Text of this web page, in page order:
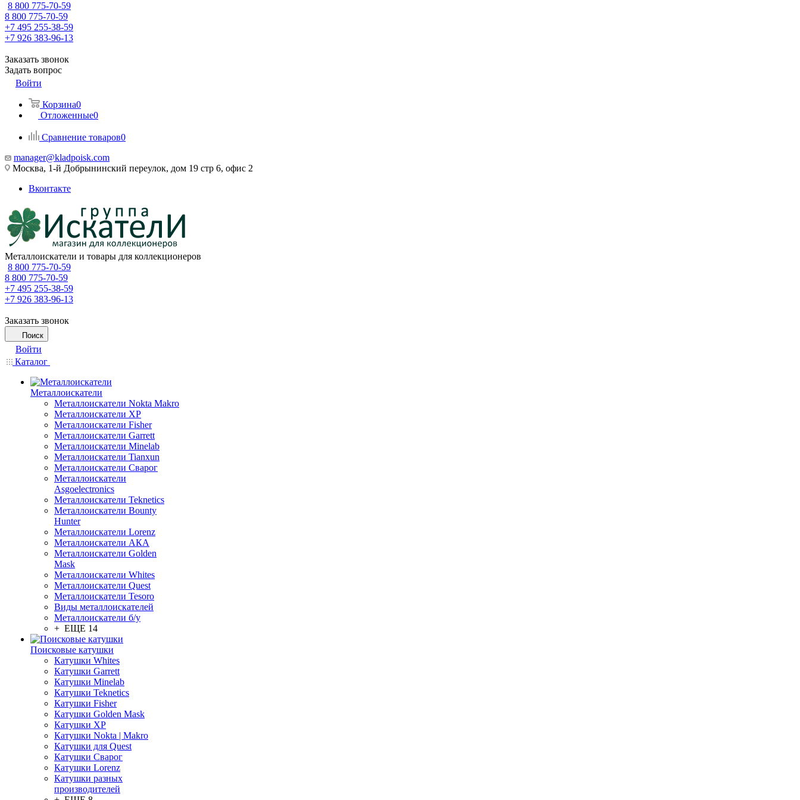
8 800 775-70-59
8 800 775-70-59
+7 495 255-38-59
+7 926 383-96-13
Заказать звонок
Задать вопрос
Войти
Корзина0
Отложенные0
Сравнение товаров0
manager@kladpoisk.com
Москва, 1-й Добрынинский переулок, дом 19 стр 6, офис 2
Вконтакте
Металлоискатели и товары для коллекционеров
8 800 775-70-59
8 800 775-70-59
+7 495 255-38-59
+7 926 383-96-13
Заказать звонок
Поиск
Войти
Каталог
Металлоискатели
Металлоискатели Nokta Makro
Металлоискатели XP
Металлоискатели Fisher
Металлоискатели Garrett
Металлоискатели Minelab
Металлоискатели Tianxun
Металлоискатели Сварог
Металлоискатели
Asgoelectronics
Металлоискатели Teknetics
Металлоискатели Bounty
Hunter
Металлоискатели Lorenz
Металлоискатели АКА
Металлоискатели Golden
Mask
Металлоискатели Whites
Металлоискатели Quest
Металлоискатели Tesoro
Виды металлоискателей
Металлоискатели б/у
+ ЕЩЕ 14
Поисковые катушки
Катушки Whites
Катушки Garrett
Катушки Minelab
Катушки Teknetics
Катушки Fisher
Катушки Golden Mask
Катушки XP
Катушки Nokta | Makro
Катушки для Quest
Катушки Сварог
Катушки Lorenz
Катушки разных
производителей